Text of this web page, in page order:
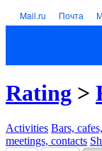
Mail.ru Почта
Rating >
Activities Bars,
meetings, contacts